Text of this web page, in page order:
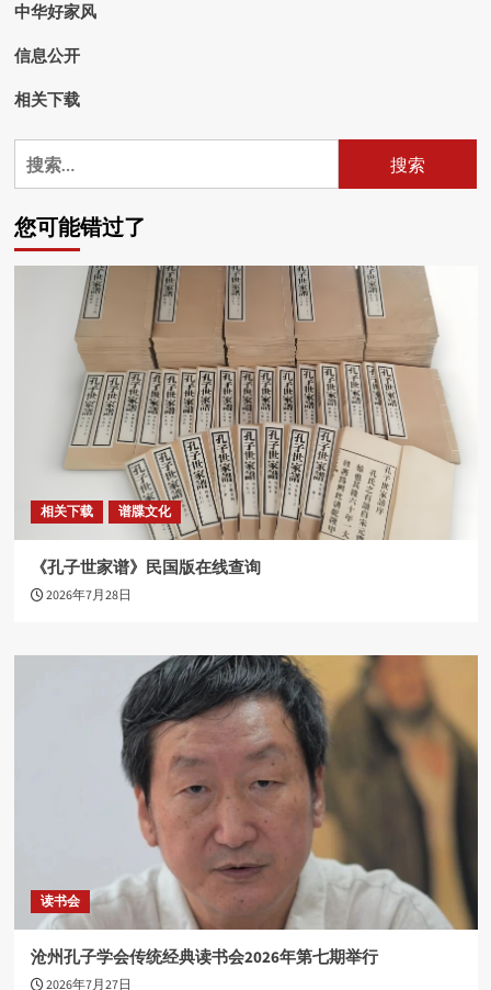
中华好家风
信息公开
相关下载
搜
索：
您可能错过了
相关下载 谱牒文化
《孔子世家谱》民国版在线查询
2026年7月28日
读书会
沧州孔子学会传统经典读书会2026年第七期举行
2026年7月27日